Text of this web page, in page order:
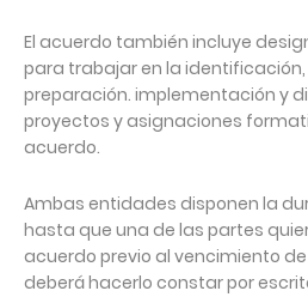
El acuerdo también incluye
para trabajar en la
preparación. implementación y
proyectos y asignaciones
acuerdo.
Ambas entidades disponen la
hasta que una de las partes
acuerdo previo al vencimiento
deberá hacerlo constar por